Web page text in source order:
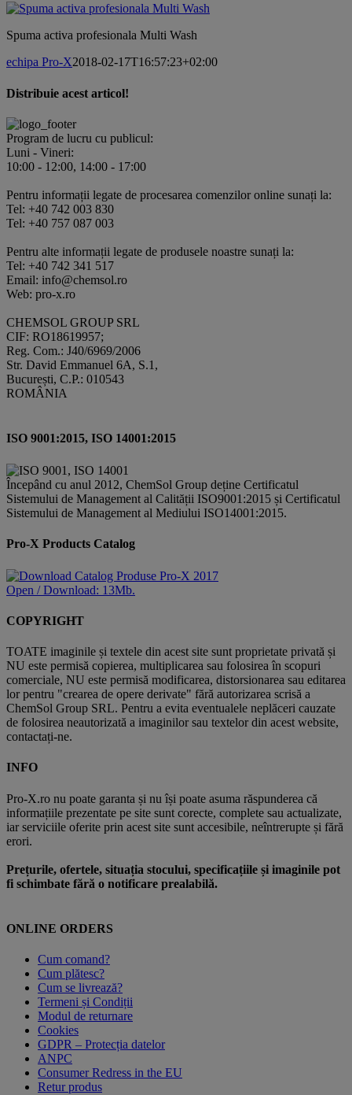
Spuma activa profesionala Multi Wash
echipa Pro-X2018-02-17T16:57:23+02:00
Distribuie acest articol!
Facebook
X
Pinterest
E-
mail:
Program de lucru cu publicul:
Luni - Vineri:
10:00 - 12:00, 14:00 - 17:00
Pentru informații legate de procesarea comenzilor online sunați la:
Tel: +40 742 003 830
Tel: +40 757 087 003
Pentru alte informații legate de produsele noastre sunați la:
Tel: +40 742 341 517
Email: info@chemsol.ro
Web: pro-x.ro
CHEMSOL GROUP SRL
CIF: RO18619957;
Reg. Com.: J40/6969/2006
Str. David Emmanuel 6A, S.1,
București, C.P.: 010543
ROMÂNIA
ISO 9001:2015, ISO 14001:2015
Începând cu anul 2012, ChemSol Group deține Certificatul
Sistemului de Management al Calității ISO9001:2015 și Certificatul
Sistemului de Management al Mediului ISO14001:2015.
Pro-X Products Catalog
Open / Download: 13Mb.
COPYRIGHT
TOATE imaginile și textele din acest site sunt proprietate privată și
NU este permisă copierea, multiplicarea sau folosirea în scopuri
comerciale, NU este permisă modificarea, distorsionarea sau editarea
lor pentru "crearea de opere derivate" fără autorizarea scrisă a
ChemSol Group SRL. Pentru a evita eventualele neplăceri cauzate
de folosirea neautorizată a imaginilor sau textelor din acest website,
contactați-ne.
INFO
Pro-X.ro nu poate garanta și nu își poate asuma răspunderea că
informațiile prezentate pe site sunt corecte, complete sau actualizate,
iar serviciile oferite prin acest site sunt accesibile, neîntrerupte și fără
erori.
Prețurile, ofertele, situația stocului, specificațiile și imaginile pot
fi schimbate fără o notificare prealabilă.
ONLINE ORDERS
Cum comand?
Cum plătesc?
Cum se livrează?
Termeni și Condiții
Modul de returnare
Cookies
GDPR – Protecția datelor
ANPC
Consumer Redress in the EU
Retur produs